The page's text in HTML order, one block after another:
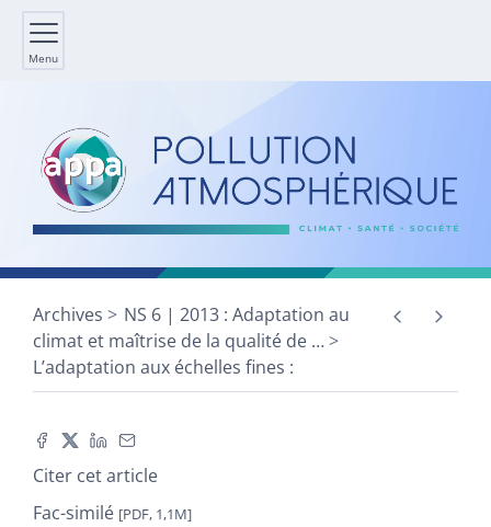
Menu
Archives
NS 6 | 2013 : Adaptation au
climat et maîtrise de la qualité de …
L’adaptation aux échelles fines :
Citer cet article
Fac-similé [PDF, 1,1M]